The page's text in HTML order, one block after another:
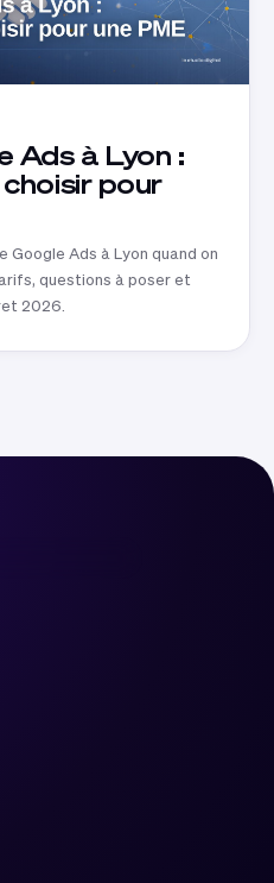
Ads à Lyon :
pour
Google Ads à Lyon quand on
questions à poser et
2026.